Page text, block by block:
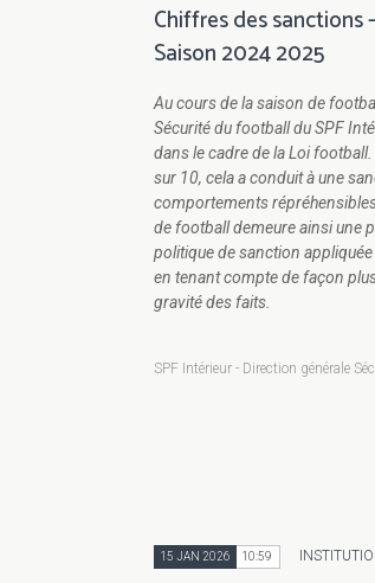
Chiffres des sanctions
Saison 2024 2025
Au cours de la saison de
Sécurité du football du SPF
dans le cadre de la Loi
sur 10, cela a conduit à une
comportements
de football demeure ainsi une
politique de sanction
en tenant compte de façon
gravité des faits.
SPF Intérieur - Direction générale
15 JAN 2026 10:59